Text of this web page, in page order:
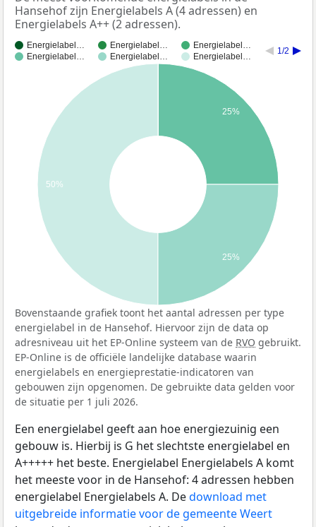
Hansehof zijn Energielabels A (4 adressen) en
Energielabels A++ (2 adressen).
Energielabel… Energielabel…
Energielabel…
Energielabel…
Energielabel… Energielabel…
1/2
25%
50%
25%
Bovenstaande grafiek toont het aantal adressen per type
energielabel in de Hansehof. Hiervoor zijn de data op
adresniveau uit het EP-Online systeem van de RVO gebruikt.
EP-Online is de officiële landelijke database waarin
energielabels en energieprestatie-indicatoren van
gebouwen zijn opgenomen. De gebruikte data gelden voor
de situatie per 1 juli 2026.
Een energielabel geeft aan hoe energiezuinig een
gebouw is. Hierbij is G het slechtste energielabel en
A+++++ het beste. Energielabel Energielabels A komt
het meeste voor in de Hansehof: 4 adressen hebben
energielabel Energielabels A. Dedownload met
uitgebreide informatie voor de gemeente Weert